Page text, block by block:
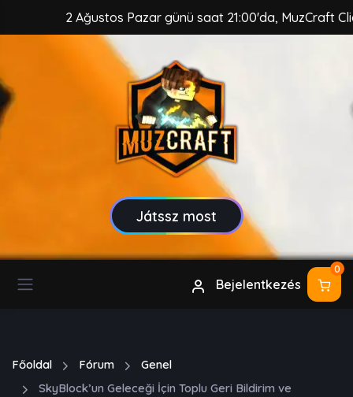
2 Ağustos Pazar günü saat 21:00'da, MuzCraft Client
Játssz most
Bejelentkezés
0
Főoldal Fórum
Genel
SkyBlock’un Geleceği İçin Toplu Geri Bildirim ve